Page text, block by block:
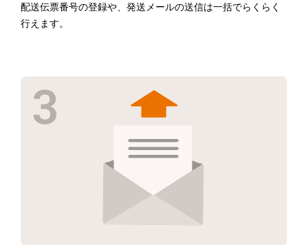
配送伝票番号の登録や、発送メールの送信は一括でらくらく
行えます。